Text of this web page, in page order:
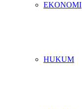
EKONOMI
HUKUM